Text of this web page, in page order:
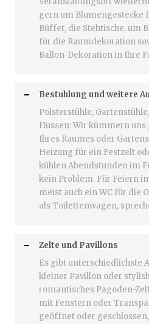
gern um Blumengestecke
Büffet, die Stehtische, um
für die Raumdekoration
Ballon-Dekoration in Ihre
Bestuhlung und weitere
Polsterstühle,
Hussen: Wir kümmern
Ihres Raumes oder
Heizung für ein Festzelt
kühlen Abendstunden im
kein Problem. Für Feiern
meist auch ein WC für die
als Toilettenwagen,
Zelte und Pavillons
Es gibt unterschiedlichste
kleiner Pavillon oder
romantisches Pagoden-
mit Fenstern oder
geöffnet oder